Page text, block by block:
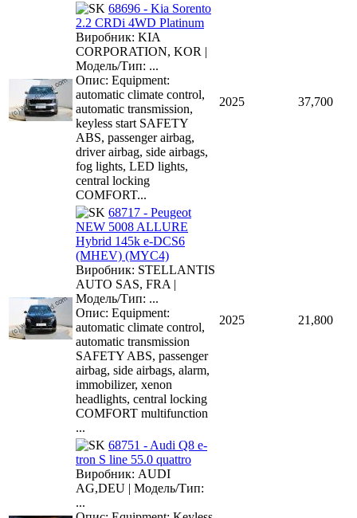
68696 - Kia Sorento
2.2 CRDi 4WD Platinum
Виробник: KIA
CORPORATION, KOR |
Модель/Тип: ...
Опис: Equipment:
automatic climate control,
automatic transmission,
keyless start SAFETY
ABS, passenger airbag,
driver airbag, side airbags,
fog lights, LED lights,
central locking
COMFORT...
2025 37,700
68717 - Peugeot
NEW 5008 ALLURE
Hybrid 145k e-DCS6
(MHEV) (MYC4)
Виробник: STELLANTIS
AUTO SAS, FRA |
Модель/Тип: ...
Опис: Equipment:
automatic climate control,
automatic transmission
SAFETY ABS, passenger
airbag, side airbags, alarm,
immobilizer, xenon
headlights, central locking
COMFORT multifunction
...
2025 21,800
68751 - Audi Q8 e-
tron S line 55.0 quattro
Виробник: AUDI
AG,DEU | Модель/Тип:
...